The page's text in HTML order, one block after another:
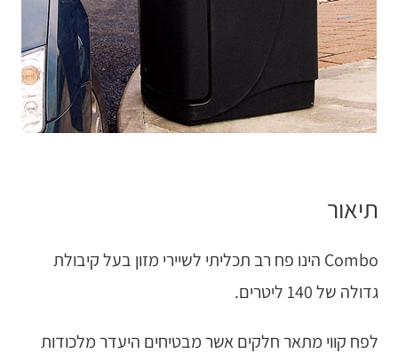
תיאור
Combo הינו פח רב תכליתי לשיירי מזון בעל קיבולת
גדולה של 140 ליטרים.
לפח קווי מתאר חלקים אשר מבטיחים היעדר מלכודות